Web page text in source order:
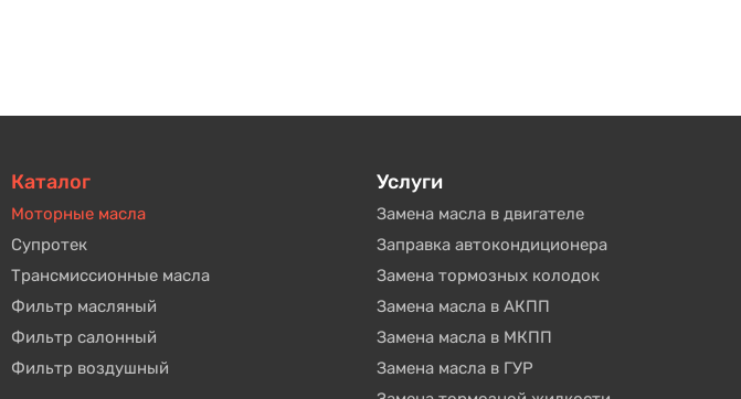
Каталог
Моторные масла
Супротек
Трансмиссионные масла
Фильтр масляный
Фильтр салонный
Фильтр воздушный
Услуги
Замена масла в двигателе
Заправка автокондиционера
Замена тормозных колодок
Замена масла в АКПП
Замена масла в МКПП
Замена масла в ГУР